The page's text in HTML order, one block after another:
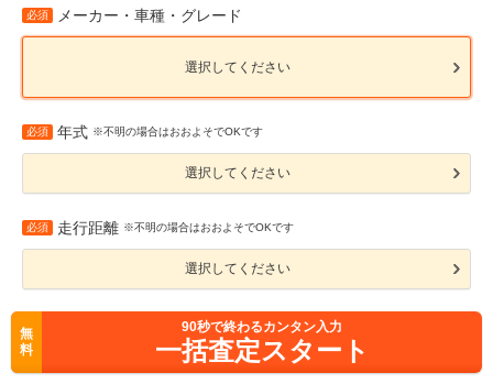
必須 メーカー・車種・グレード
選択してください
必須 年式 ※不明の場合はおおよそでOKです
選択してください
必須 走行距離 ※不明の場合はおおよそでOKです
選択してください
無
料
90秒で終わるカンタン入力
一括査定スタート